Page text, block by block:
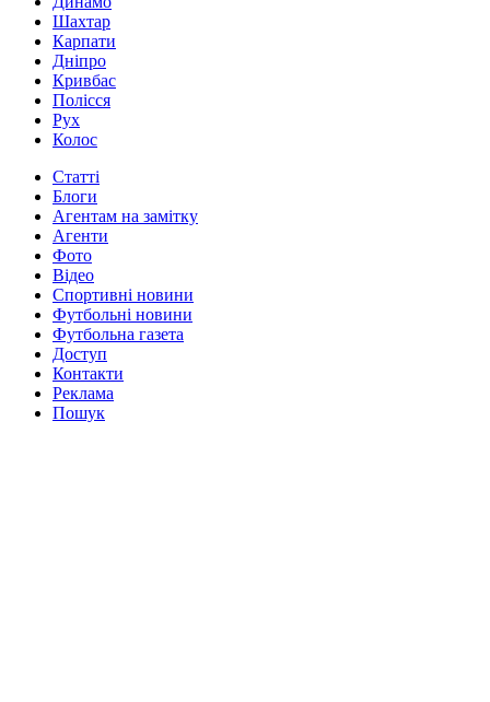
Шахтар
Карпати
Дніпро
Кривбас
Полісся
Рух
Колос
Статті
Блоги
Агентам на замітку
Агенти
Фото
Відео
Спортивні новини
Футбольні новини
Футбольна газета
Доступ
Контакти
Реклама
Пошук